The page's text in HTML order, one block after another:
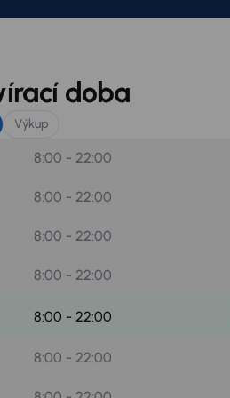
doba
Výkup
8:00 - 22:00
8:00 - 22:00
8:00 - 22:00
8:00 - 22:00
8:00 - 22:00
8:00 - 22:00